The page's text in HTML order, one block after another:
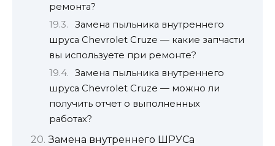
ремонта?
Замена пыльника внутреннего
шруса Chevrolet Cruze — какие запчасти
вы используете при ремонте?
Замена пыльника внутреннего
шруса Chevrolet Cruze — можно ли
получить отчет о выполненных
работах?
Замена внутреннего ШРУСа